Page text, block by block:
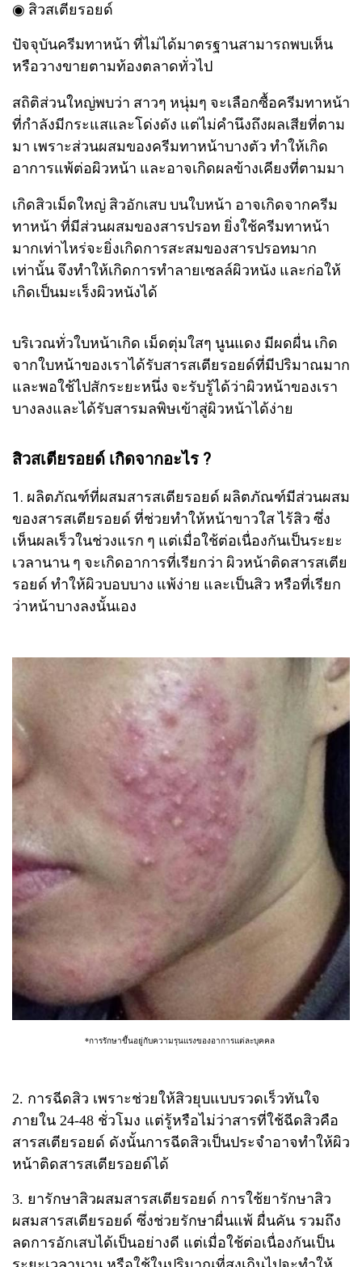
◉ สิวสเตียรอยด์
ปัจจุบันครีมทาหน้า ที่ไม่ได้มาตรฐานสามารถพบเห็น
หรือวางขายตามท้องตลาดทั่วไป
สถิติส่วนใหญ่พบว่า สาวๆ หนุ่มๆ จะเลือกซื้อครีมทาหน้า
ที่กำลังมีกระแสและโด่งดัง แต่ไม่คำนึงถึงผลเสียที่ตาม
มา เพราะส่วนผสมของครีมทาหน้าบางตัว ทำให้เกิด
อาการแพ้ต่อผิวหน้า และอาจเกิดผลข้างเคียงที่ตามมา
เกิดสิวเม็ดใหญ่ สิวอักเสบ บนใบหน้า อาจเกิดจากครีม
ทาหน้า ที่มีส่วนผสมของสารปรอท ยิ่งใช้ครีมทาหน้า
มากเท่าไหร่จะยิ่งเกิดการสะสมของสารปรอทมาก
เท่านั้น จึงทำให้เกิดการทำลายเซลล์ผิวหนัง และก่อให้
เกิดเป็นมะเร็งผิวหนังได้
บริเวณทั่วใบหน้าเกิด เม็ดตุ่มใสๆ นูนแดง มีผดผื่น เกิด
จากใบหน้าของเราได้รับสารสเตียรอยด์ที่มีปริมาณมาก
และพอใช้ไปสักระยะหนึ่ง จะรับรู้ได้ว่าผิวหน้าของเรา
บางลงและได้รับสารมลพิษเข้าสู่ผิวหน้าได้ง่าย
สิวสเตียรอยด์ เกิดจากอะไร ?
1. ผลิตภัณฑ์ที่ผสมสารสเตียรอยด์ ผลิตภัณฑ์มีส่วนผสม
ของสารสเตียรอยด์ ที่ช่วยทำให้หน้าขาวใส ไร้สิว ซึ่ง
เห็นผลเร็วในช่วงแรก ๆ แต่เมื่อใช้ต่อเนื่องกันเป็นระยะ
เวลานาน ๆ จะเกิดอาการที่เรียกว่า ผิวหน้าติดสารสเตีย
รอยด์ ทำให้ผิวบอบบาง แพ้ง่าย และเป็นสิว หรือที่เรียก
ว่าหน้าบางลงนั้นเอง
*การรักษาขึ้นอยู่กับความรุนแรงของอาการแต่ละบุคคล
2. การฉีดสิว เพราะช่วยให้สิวยุบแบบรวดเร็วทันใจ
ภายใน 24-48 ชั่วโมง แต่รู้หรือไม่ว่าสารที่ใช้ฉีดสิวคือ
สารสเตียรอยด์ ดังนั้นการฉีดสิวเป็นประจำอาจทำให้ผิว
หน้าติดสารสเตียรอยด์ได้
3. ยารักษาสิวผสมสารสเตียรอยด์ การใช้ยารักษาสิว
ผสมสารสเตียรอยด์ ซึ่งช่วยรักษาผื่นแพ้ ผื่นคัน รวมถึง
ลดการอักเสบได้เป็นอย่างดี แต่เมื่อใช้ต่อเนื่องกันเป็น